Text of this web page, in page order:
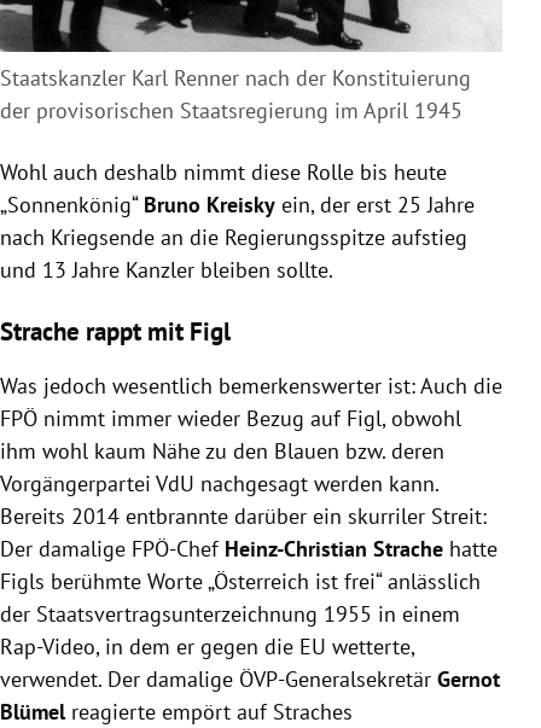
Staatskanzler Karl Renner nach der Konstituierung
der provisorischen Staatsregierung im April 1945
Wohl auch deshalb nimmt diese Rolle bis heute
„Sonnenkönig“ Bruno Kreisky ein, der erst 25 Jahre
nach Kriegsende an die Regierungsspitze aufstieg
und 13 Jahre Kanzler bleiben sollte.
Strache rappt mit Figl
Was jedoch wesentlich bemerkenswerter ist: Auch die
FPÖ nimmt immer wieder Bezug auf Figl, obwohl
ihm wohl kaum Nähe zu den Blauen bzw. deren
Vorgängerpartei VdU nachgesagt werden kann.
Bereits 2014 entbrannte darüber ein skurriler Streit:
Der damalige FPÖ-ChefHeinz-Christian Strache hatte
Figls berühmte Worte „Österreich ist frei“ anlässlich
der Staatsvertragsunterzeichnung 1955 in einem
Rap-Video, in dem er gegen die EU wetterte,
verwendet. Der damalige ÖVP-Generalsekretär Gernot
Blümelreagierte empört auf Straches